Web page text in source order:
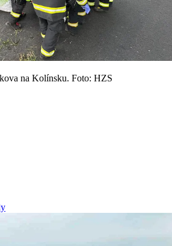
na Kolínsku. Foto: HZS